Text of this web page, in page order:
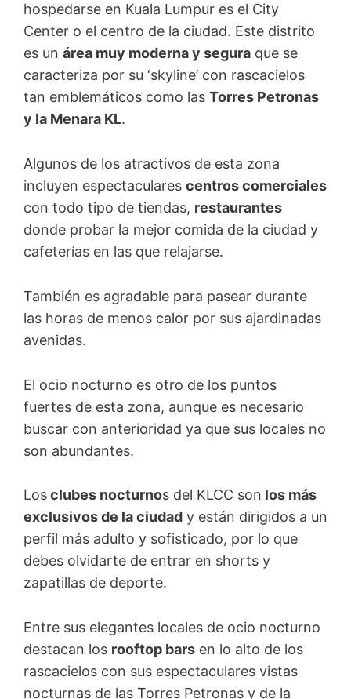
hospedarse en Kuala Lumpur es el City
Center o el centro de la ciudad. Este distrito
es un área muy moderna y segura que se
caracteriza por su ‘skyline’ con rascacielos
tan emblemáticos como las Torres Petronas
y la Menara KL.
Algunos de los atractivos de esta zona
incluyen espectaculares centros comerciales
con todo tipo de tiendas, restaurantes
donde probar la mejor comida de la ciudad y
cafeterías en las que relajarse.
También es agradable para pasear durante
las horas de menos calor por sus ajardinadas
avenidas.
El ocio nocturno es otro de los puntos
fuertes de esta zona, aunque es necesario
buscar con anterioridad ya que sus locales no
son abundantes.
Losclubes nocturnos del KLCC son los más
exclusivos de la ciudad y están dirigidos a un
perfil más adulto y sofisticado, por lo que
debes olvidarte de entrar en shorts y
zapatillas de deporte.
Entre sus elegantes locales de ocio nocturno
destacan los rooftop bars en lo alto de los
rascacielos con sus espectaculares vistas
nocturnas de las Torres Petronas y de la